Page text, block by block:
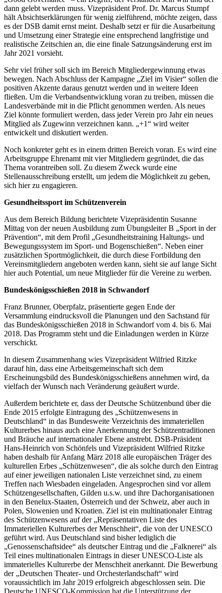
dann gelebt werden muss. Vizepräsident Prof. Dr. Marcus Stumpf
hält Absichtserklärungen für wenig zielführend, möchte zeigen, dass
es der DSB damit ernst meint. Deshalb setzt er für die Ausarbeitung
und Umsetzung einer Strategie eine entsprechend langfristige und
realistische Zeitschien an, die eine finale Satzungsänderung erst im
Jahr 2021 vorsieht.
Sehr viel früher soll sich im Bereich Mitgliedergewinnung etwas
bewegen. Nach Abschluss der Kampagne „Ziel im Visier“ sollen die
positiven Akzente daraus genutzt werden und in weitere Ideen
fließen. Um die Verbandsentwicklung voran zu treiben, müssen die
Landesverbände mit in die Pflicht genommen werden. Als neues
Ziel könnte formuliert werden, dass jeder Verein pro Jahr ein neues
Mitglied als Zugewinn verzeichnen kann. „+1“ wird weiter
entwickelt und diskutiert werden.
Noch konkreter geht es in einem dritten Bereich voran. Es wird eine
Arbeitsgruppe Ehrenamt mit vier Mitgliedern gegründet, die das
Thema vorantreiben soll. Zu diesem Zweck wurde eine
Stellenausschreibung erstellt, um jedem die Möglichkeit zu geben,
sich hier zu engagieren.
Gesundheitssport im Schützenverein
Aus dem Bereich Bildung berichtete Vizepräsidentin Susanne
Mittag von der neuen Ausbildung zum Übungsleiter B „Sport in der
Prävention“, mit dem Profil „Gesundheitstraining Haltungs- und
Bewegungssystem im Sport- und Bogenschießen“. Neben einer
zusätzlichen Sportmöglichkeit, die durch diese Fortbildung den
Vereinsmitgliedern angeboten werden kann, sieht sie auf lange Sicht
hier auch Potential, um neue Mitglieder für die Vereine zu werben.
Bundeskönigsschießen 2018 in Schwandorf
Franz Brunner, Oberpfalz, präsentierte gegen Ende der
Versammlung eindrucksvoll die Planungen und den Sachstand für
das Bundeskönigsschießen 2018 in Schwandorf vom 4. bis 6. Mai
2018. Das Programm steht und die Einladungen werden in Kürze
verschickt.
In diesem Zusammenhang wies Vizepräsident Wilfried Ritzke
darauf hin, dass eine Arbeitsgemeinschaft sich dem
Erscheinungsbild des Bundeskönigsschießens annehmen wird, da
vielfach der Wunsch nach Veränderung geäußert wurde.
Außerdem berichtete er, dass der Deutsche Schützenbund über die
Ende 2015 erfolgte Eintragung des „Schützenwesens in
Deutschland“ in das Bundesweite Verzeichnis des immateriellen
Kulturerbes hinaus auch eine Anerkennung der Schützentraditionen
und Bräuche auf internationaler Ebene anstrebt. DSB-Präsident
Hans-Heinrich von Schönfels und Vizepräsident Wilfried Ritzke
haben deshalb für Anfang März 2018 alle europäischen Träger des
kulturellen Erbes „Schützenwesen“, die als solche durch den Eintrag
auf einer jeweiligen nationalen Liste verzeichnet sind, zu einem
Treffen nach Wiesbaden eingeladen. Angesprochen sind vor allem
Schützengesellschaften, Gilden u.s.w. und ihre Dachorganisationen
in den Benelux-Staaten, Österreich und der Schweiz, aber auch in
Polen, Slowenien und Kroatien. Ziel ist ein multinationaler Eintrag
des Schützenwesens auf der „Repräsentativen Liste des
Immateriellen Kulturerbes der Menschheit“, die von der UNESCO
geführt wird. Aus Deutschland sind bisher lediglich die
„Genossenschaftsidee“ als deutscher Eintrag und die „Falknerei“ als
Teil eines multinationalen Eintrags in dieser UNESCO-Liste als
immaterielles Kulturerbe der Menschheit anerkannt. Die Bewerbung
der „Deutschen Theater- und Orchesterlandschaft“ wird
voraussichtlich im Jahr 2019 erfolgreich abgeschlossen sein. Die
Deutsche UNESCO-Kommission hat die Unterstützung der